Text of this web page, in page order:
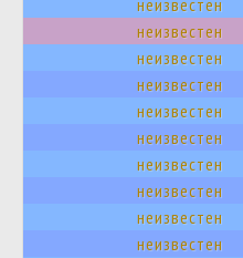
неизвестен
неизвестен
неизвестен
неизвестен
неизвестен
неизвестен
неизвестен
неизвестен
неизвестен
неизвестен